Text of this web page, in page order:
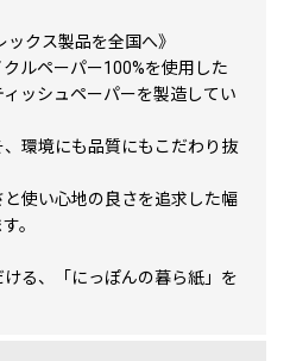
ックス製品を全国へ》
ルペーパー100%を使用した
ィッシュペーパーを製造してい
環境にも品質にもこだわり抜
と使い心地の良さを追求した幅
。
る、「にっぽんの暮ら紙」を